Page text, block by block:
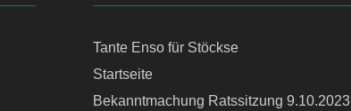
Tante Enso für Stöckse
Startseite
Bekanntmachung Ratssitzung 9.10.2023